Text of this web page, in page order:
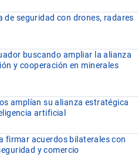
seguridad con drones, radares
buscando ampliar la alianza
y cooperación en minerales
amplían su alianza estratégica
artificial
firmar acuerdos bilaterales con
y comercio